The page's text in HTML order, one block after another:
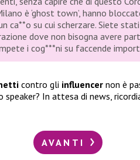
è ‘ghost town’, hanno
ca**o su cui scherzare. Siete
dove non bisogna avere
i cog***ni su faccende
contro gli influencer non è
speaker? In attesa di news,
AVANTI